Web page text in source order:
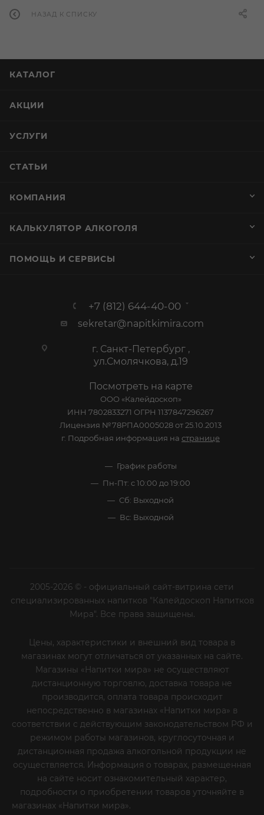
НАЗАД К СПИСКУ
КАТАЛОГ
АКЦИИ
УСЛУГИ
СТАТЬИ
КОМПАНИЯ
КАЛЬКУЛЯТОР АЛКОГОЛЯ
ПОМОЩЬ И СЕРВИСЫ
+7 (812) 644-40-00
sekretar@napitkimira.com
г. Санкт-Петербург ,
ул.Смолячкова, д.19
Посмотреть на карте
ООО «Калейдоскоп»
ИНН 7802833271 ОГРН 1137847296267
Лицензия №78РПА0005028 от 25.10.2013
г. Подробная информация на странице
График работы
Пн-Пт: с 10:00 до 19:00
Сб: Выходной
Вс: Выходной
2005-2026 © - официальный сайт-витрина сети
специализированных напитков "Калейдоскоп Напитков
Мира". Все права защищены.
Цены, характеристики и внешний вид товара в
магазинах могут отличаться от указанных на сайте.
Магазины «Напитки мира» не осуществляют
дистанционную торговлю, доставка товара не
производится, оплата товара происходит
непосредственно в магазинах «Напитки мира» в
соответствии с действующим законодательством РФ и
режимом работы магазинов, круглосуточная и
дистанционная продажа алкогольной продукции не
осуществляется. Информация о товарах, размещенная
на сайте носит ознакомительный характер,
подробности о приобретении товаров уточняйте в
магазинах «Напитки мира».